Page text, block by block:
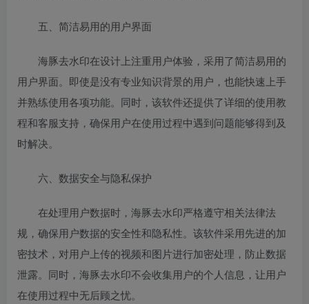
五、简洁易用的用户界面
海豚去水印在设计上注重用户体验，采用了简洁易用的
用户界面。即使是没有专业知识背景的用户，也能快速上手
并熟练使用各项功能。同时，该软件还提供了详细的使用教
程和客服支持，确保用户在使用过程中遇到问题能够得到及
时解决。
六、数据安全与隐私保护
在处理用户数据时，海豚去水印严格遵守相关法律法
规，确保用户数据的安全性和隐私性。该软件采用先进的加
密技术，对用户上传的视频和图片进行加密处理，防止数据
泄露。同时，海豚去水印不会收集用户的个人信息，让用户
在使用过程中无后顾之忧。